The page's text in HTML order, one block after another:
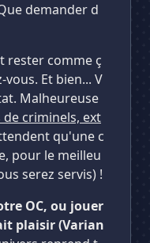
demander d
rester comme ç
Et bien... V
Malheureuse
de criminels, ext
qu'une c
pour le meilleu
serez servis) !
OC, ou jouer
plaisir (Varian